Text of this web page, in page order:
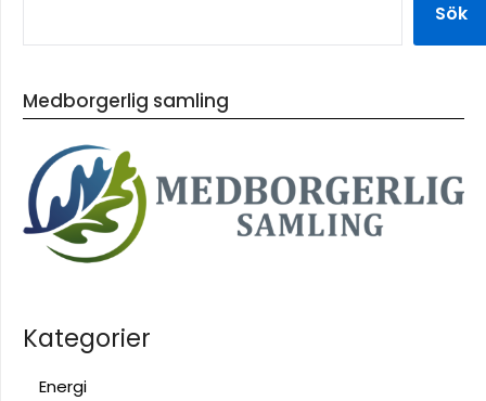
Sök
Medborgerlig samling
Kategorier
Energi